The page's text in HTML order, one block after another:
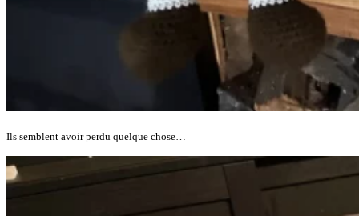
Ils semblent avoir perdu quelque chose…